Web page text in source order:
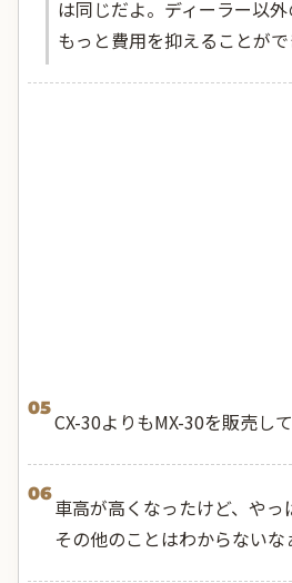
は同じだよ。ディーラー以
もっと費用を抑えることがで
05
CX-30よりもMX-30を販売し
06
車高が高くなったけど、やっ
その他のことはわからない